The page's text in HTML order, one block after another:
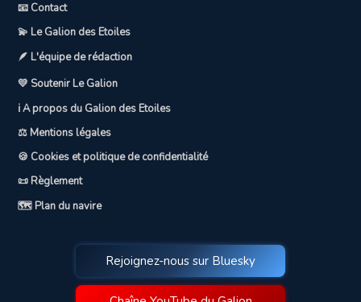
📧 Contact
💫 Le Galion des Etoiles
🪶 L'équipe de rédaction
💛 Soutenir Le Galion
ℹ️ A propos du Galion des Etoiles
⚖️ Mentions légales
🍪 Cookies et politique de confidentialité
📜 Règlement
🗺️ Plan du navire
Rejoignez-nous sur Bluesky